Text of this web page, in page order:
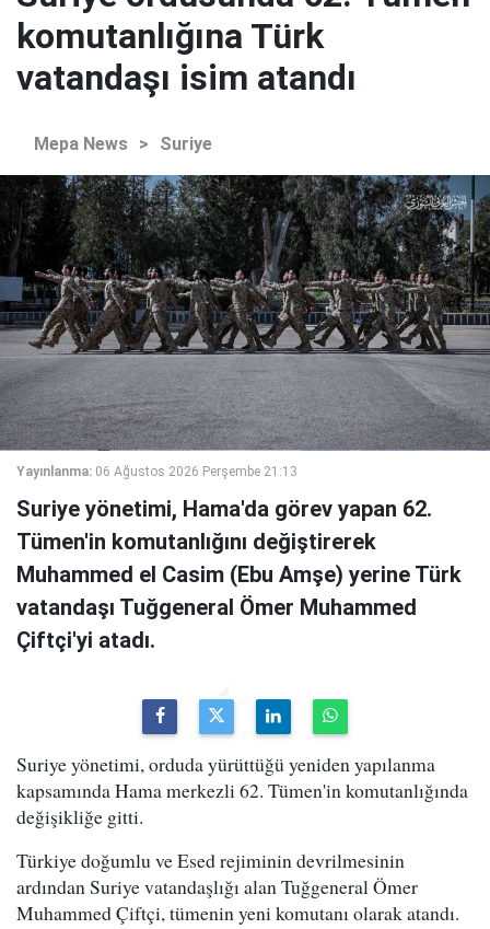
komutanlığına Türk
vatandaşı isim atandı
Mepa News > Suriye
Yayınlanma: 06 Ağustos 2026 Perşembe 21:13
Suriye yönetimi, Hama'da görev yapan 62.
Tümen'in komutanlığını değiştirerek
Muhammed el Casim (Ebu Amşe) yerine Türk
vatandaşı Tuğgeneral Ömer Muhammed
Çiftçi'yi atadı.
Suriye yönetimi, orduda yürüttüğü yeniden yapılanma
kapsamında Hama merkezli 62. Tümen'in komutanlığında
değişikliğe gitti.
Türkiye doğumlu ve Esed rejiminin devrilmesinin
ardından Suriye vatandaşlığı alan Tuğgeneral Ömer
Muhammed Çiftçi, tümenin yeni komutanı olarak atandı.